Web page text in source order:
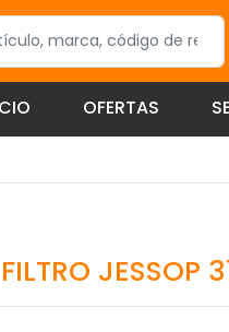
OFERTAS
FILTRO JESSOP